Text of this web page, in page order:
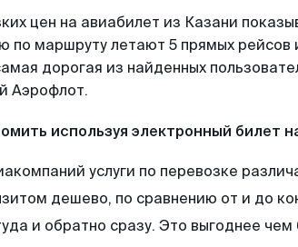
цен на авиабилет из Казани
по маршруту летают 5 прямых рейсов
дорогая из найденных
Аэрофлот.
используя электронный билет
услуги по перевозке
дешево, по сравнению от и до
и обратно сразу. Это выгоднее